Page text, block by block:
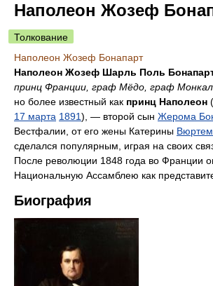
Наполеон Жозеф
Толкование
Наполеон Жозеф Бонапарт
Наполеон Жозеф Шарль Поль
принц Франции, граф Мёдо, граф
но более известный как принц Наполеон (
17 марта 1891), — второй сын Жерома
Вестфалии, от его жены Катерины
сделался популярным, играя на своих
После революции 1848 года во Франции
Национальную Ассамблею как
Биография